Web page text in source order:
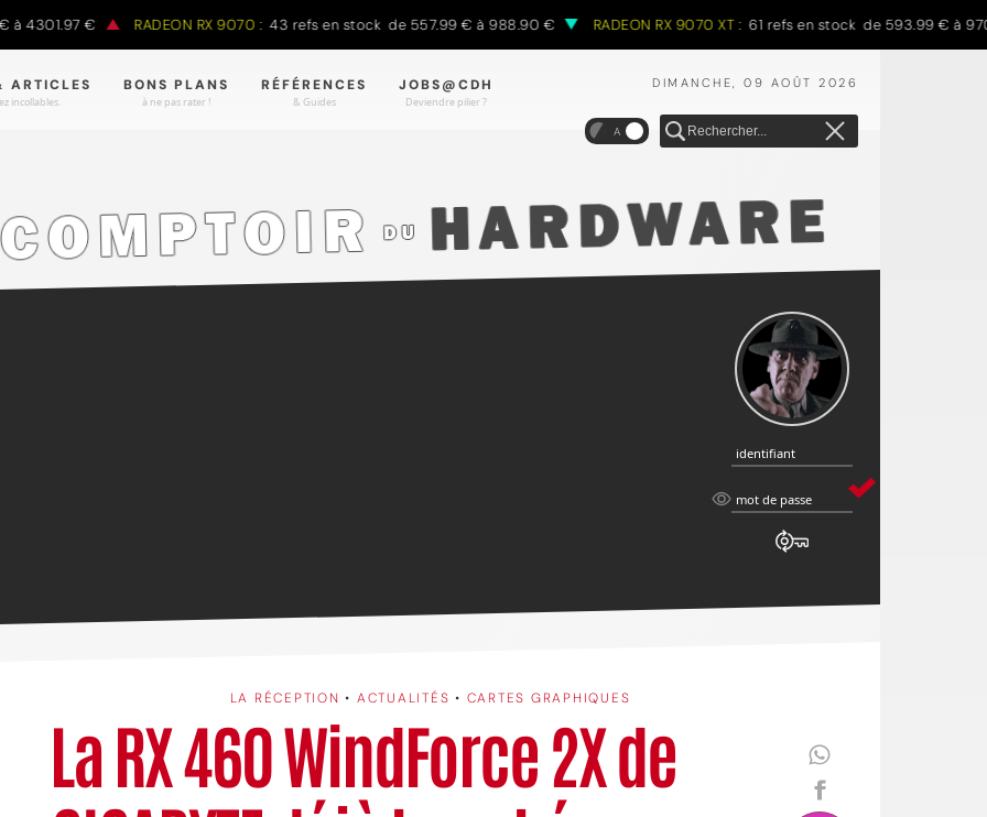
4301.97 € RADEON RX 9070 : 43 refs en stock de 557.99 € à 988.90 € RADEON RX 9070 XT : 61 refs en stock de 593.99 € à
DIMANCHE, 09 AOÛT 2026
ARTICLES
incollables.
BONS PLANS
à ne pas rater !
RÉFÉRENCES
& Guides
JOBS@CDH
Deviendre pilier ?
A
identifiant
identifiant
mot
mot de passe
LA RÉCEPTION • ACTUALITÉS • CARTES GRAPHIQUES
La RX 460 WindForce 2X de